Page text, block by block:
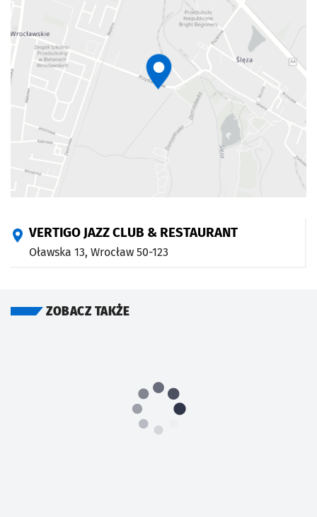
VERTIGO JAZZ CLUB & RESTAURANT
Oławska 13, Wrocław 50-123
ZOBACZ TAKŻE